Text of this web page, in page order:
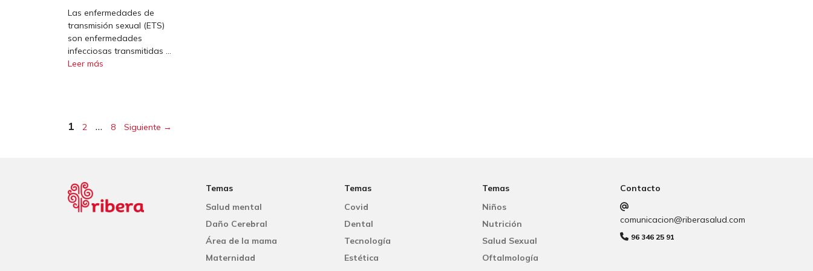
Las enfermedades de
transmisión sexual (ETS)
son enfermedades
infecciosas transmitidas …
Leer más
Página
1 Página
2 … Página
8 Siguiente →
Temas
Salud mental
Daño Cerebral
Área de la mama
Maternidad
Temas
Covid
Dental
Tecnología
Estética
Temas
Niños
Nutrición
Salud Sexual
Oftalmología
Contacto
comunicacion@riberasalud.com
96 346 25 91